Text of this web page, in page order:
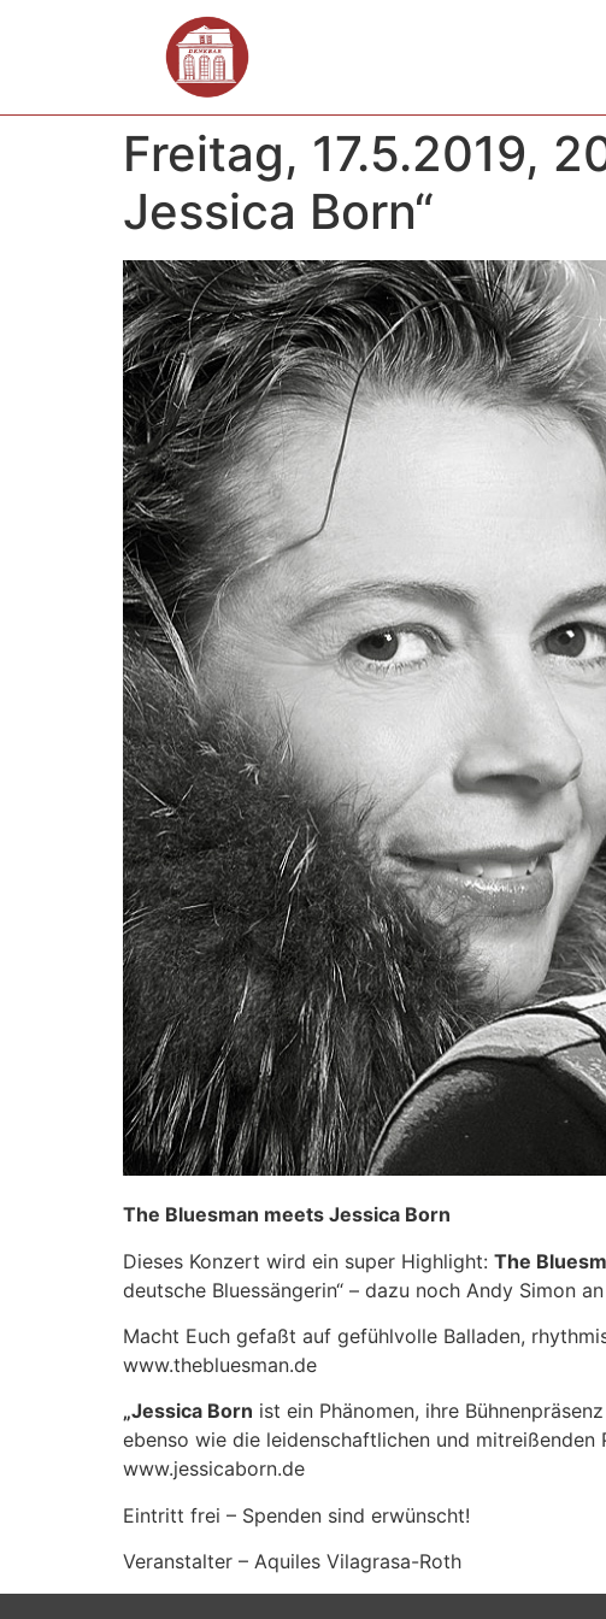
Freitag, 17.5.2019,
Jessica Born“
The Bluesman meets Jessica Born
Dieses Konzert wird ein super Highlight: The
deutsche Bluessängerin“ – dazu noch Andy Simon
Macht Euch gefaßt auf gefühlvolle Balladen,
www.thebluesman.de
„Jessica Born ist ein Phänomen, ihre
ebenso wie die leidenschaftlichen und mitreißenden
www.jessicaborn.de
Eintritt frei – Spenden sind erwünscht!
Veranstalter – Aquiles Vilagrasa-Roth